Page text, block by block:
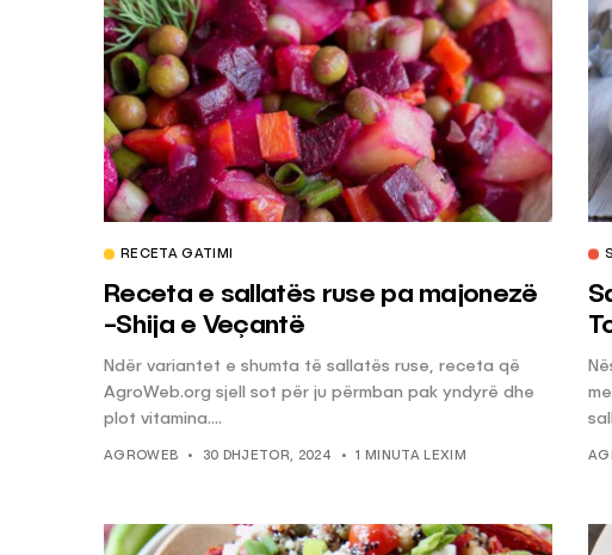
RECETA GATIMI
Receta e sallatës ruse pa majonezë
-Shija e Veçantë
Ndër variantet e shumta të sallatës ruse, receta që
AgroWeb.org sjell sot për ju përmban pak yndyrë dhe
plot vitamina....
AGROWEB 30 DHJETOR, 2024 1 MINUTA LEXIM